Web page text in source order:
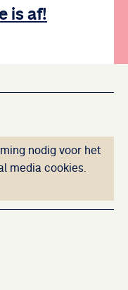
is af!
teksten op deze website
inhoud kan
nodig voor het
media cookies.